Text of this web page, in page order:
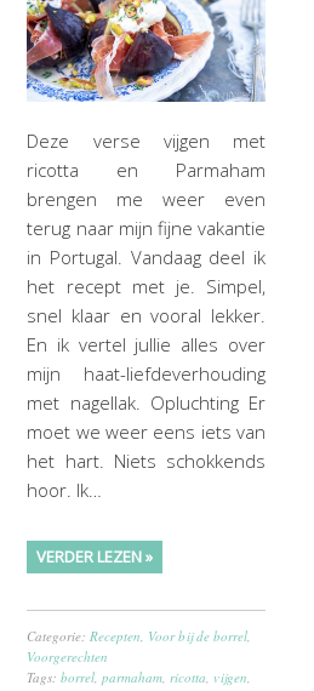
Deze verse vijgen met
ricotta en Parmaham
brengen me weer even
terug naar mijn fijne vakantie
in Portugal. Vandaag deel ik
het recept met je. Simpel,
snel klaar en vooral lekker.
En ik vertel jullie alles over
mijn haat-liefdeverhouding
met nagellak. Opluchting Er
moet we weer eens iets van
het hart. Niets schokkends
hoor. Ik…
VERDER LEZEN »
Categorie:Recepten, Voor bij de borrel,
Voorgerechten
Tags:borrel,parmaham,ricotta, vijgen,